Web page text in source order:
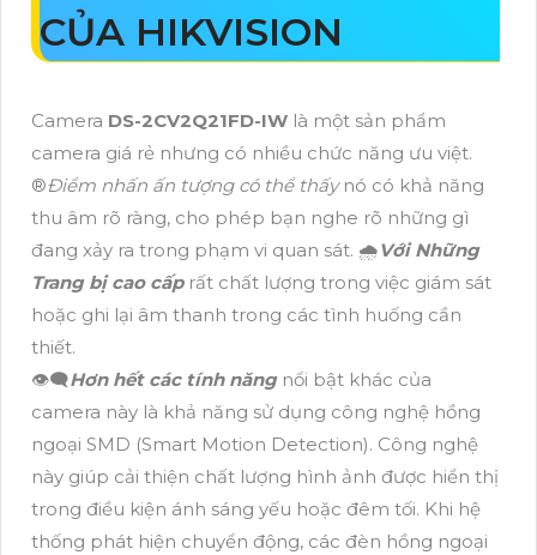
CỦA HIKVISION
Camera DS-2CV2Q21FD-IW là một sản phẩm
camera giá rẻ nhưng có nhiều chức năng ưu việt.
®️Điểm nhấn ấn tượng có thể thấy nó có khả năng
thu âm rõ ràng, cho phép bạn nghe rõ những gì
đang xảy ra trong phạm vi quan sát. 🌧️Với Những
Trang bị cao cấprất chất lượng trong việc giám sát
hoặc ghi lại âm thanh trong các tình huống cần
thiết.
👁️‍🗨Hơn hết các tính năngnổi bật khác của
camera này là khả năng sử dụng công nghệ hồng
ngoại SMD (Smart Motion Detection). Công nghệ
này giúp cải thiện chất lượng hình ảnh được hiển thị
trong điều kiện ánh sáng yếu hoặc đêm tối. Khi hệ
thống phát hiện chuyển động, các đèn hồng ngoại